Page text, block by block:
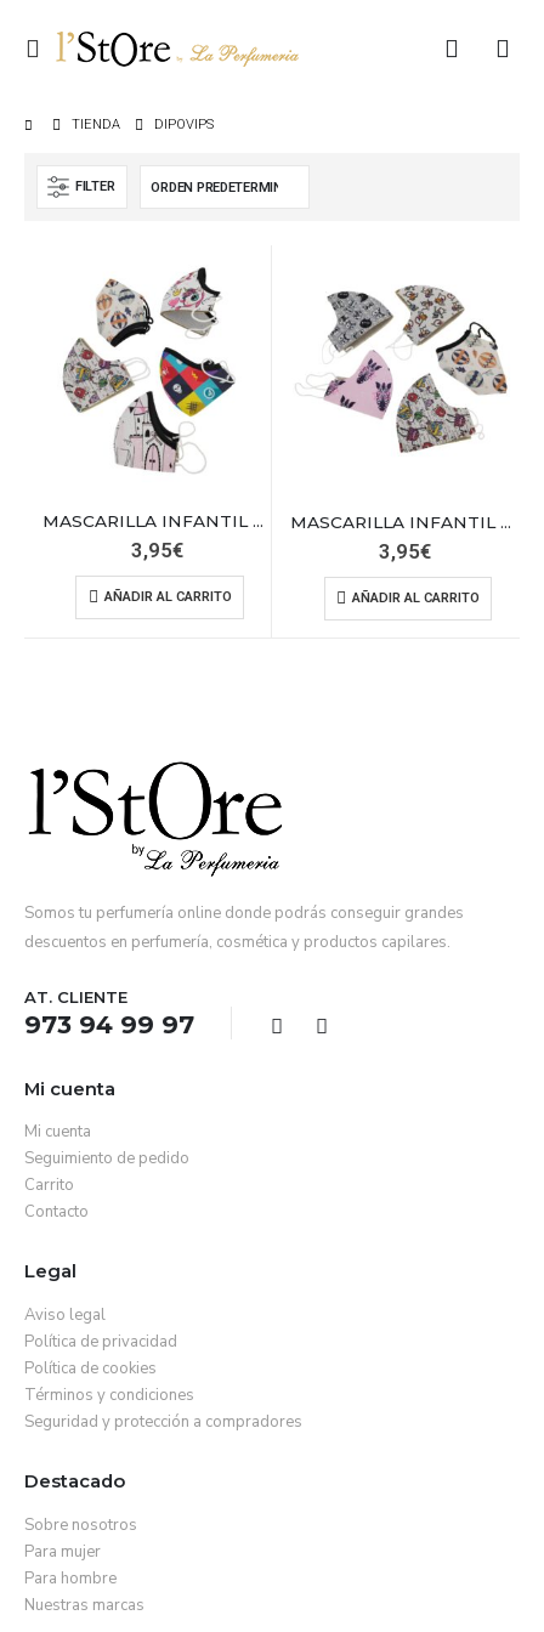
TIENDA DIPOVIPS
FILTER
MASCARILLA INFANTIL 6-9 AÑOS DIPOVIPS
3,95€
AÑADIR AL CARRITO
MASCARILLA INFANTIL 9-12 AÑOS DIPOVIPS
3,95€
AÑADIR AL CARRITO
Somos tu perfumería online donde podrás conseguir grandes
descuentos en perfumería, cosmética y productos capilares.
AT. CLIENTE
973 94 99 97
Mi cuenta
Mi cuenta
Seguimiento de pedido
Carrito
Contacto
Legal
Aviso legal
Política de privacidad
Política de cookies
Términos y condiciones
Seguridad y protección a compradores
Destacado
Sobre nosotros
Para mujer
Para hombre
Nuestras marcas